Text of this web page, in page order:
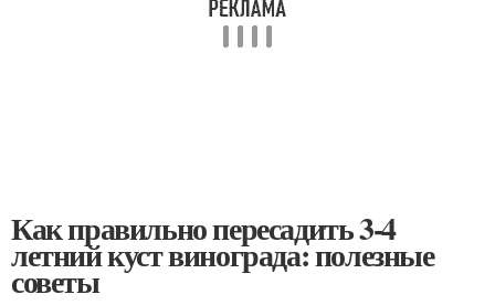
Как правильно пересадить 3-4
летний куст винограда: полезные
советы